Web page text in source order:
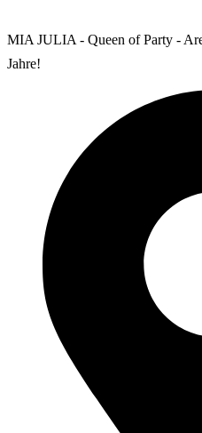
MIA JULIA - Queen of Party -
Jahre!